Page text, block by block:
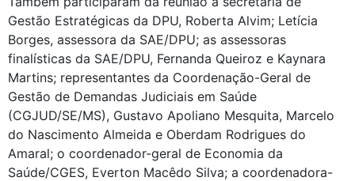
Gestão Estratégicas da DPU, Roberta Alvim; Letícia
Borges, assessora da SAE/DPU; as assessoras
finalísticas da SAE/DPU, Fernanda Queiroz e Kaynara
Martins; representantes da Coordenação-Geral de
Gestão de Demandas Judiciais em Saúde
(CGJUD/SE/MS), Gustavo Apoliano Mesquita, Marcelo
do Nascimento Almeida e Oberdam Rodrigues do
Amaral; o coordenador-geral de Economia da
Saúde/CGES, Everton Macêdo Silva; a coordenadora-